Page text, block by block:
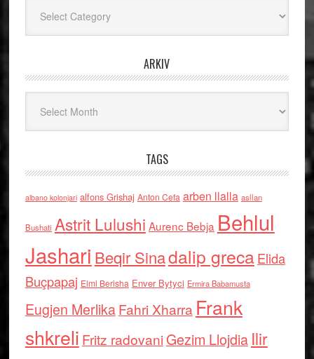
ARKIV
TAGS
albano kolonjari alfons Grishaj Anton Cefa arben llalla asllan
Bushati Astrit Lulushi Aurenc Bebja Behlul
Jashari Beqir Sinadalip grecaElida
Buçpapaj Elmi Berisha Enver Bytyci Ermira Babamusta
Eugjen MerlikaFahri Xharra Frank
shkreli Fritz radovaniGezim Llojdia Ilir